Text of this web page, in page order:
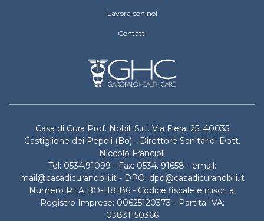
Lavora con noi
Contatti
Casa di Cura Prof. Nobili S.r.l. Via Fiera, 25, 40035
Castiglione dei Pepoli (Bo) - Direttore Sanitario: Dott.
Niccolò Francioli
Tel: 0534.91099 - Fax: 0534. 91658 - email:
mail@casadicuranobili.it - DPO: dpo@casadicuranobili.it
Numero REA BO-118186 - Codice fiscale e n.iscr. al
Registro Imprese: 00625120373 - Partita IVA:
03831150366